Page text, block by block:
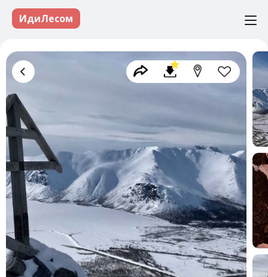
ИдиЛесом